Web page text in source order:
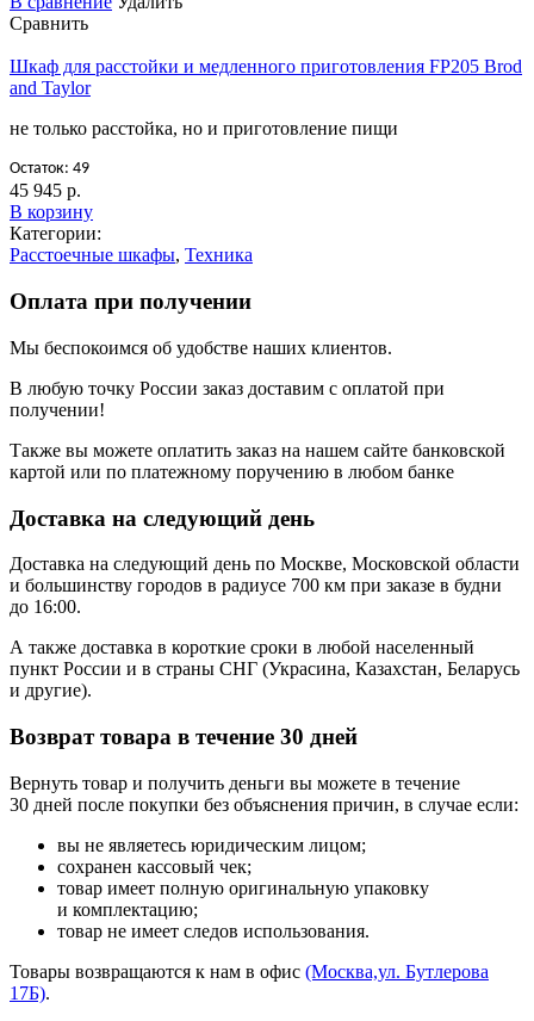
Сравнить
Шкаф для расстойки и медленного приготовления FP205 Brod
and Taylor
не только расстойка, но и приготовление пищи
Остаток: 49
45 945 р.
В корзину
Категории:
Расстоечные шкафы, Техника
Оплата при получении
Мы беспокоимся об удобстве наших клиентов.
В любую точку России заказ доставим с оплатой при
получении!
Также вы можете оплатить заказ на нашем сайте банковской
картой или по платежному поручению в любом банке
Доставка на следующий день
Доставка на следующий день по Москве, Московской области
и большинству городов в радиусе 700 км при заказе в будни
до 16:00.
А также доставка в короткие сроки в любой населенный
пункт России и в страны СНГ (Украсина, Казахстан, Беларусь
и другие).
Возврат товара в течение 30 дней
Вернуть товар и получить деньги вы можете в течение
30 дней после покупки без объяснения причин, в случае если:
вы не являетесь юридическим лицом;
сохранен кассовый чек;
товар имеет полную оригинальную упаковку
и комплектацию;
товар не имеет следов использования.
Товары возвращаются к нам в офис (Москва,ул. Бутлерова
17Б).